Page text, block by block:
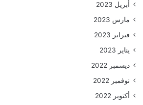
أبريل 2023
مارس 2023
فبراير 2023
يناير 2023
ديسمبر 2022
نوفمبر 2022
أكتوبر 2022